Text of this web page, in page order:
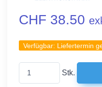
CHF 38.50
Verfügbar: Liefertermin
Stk.